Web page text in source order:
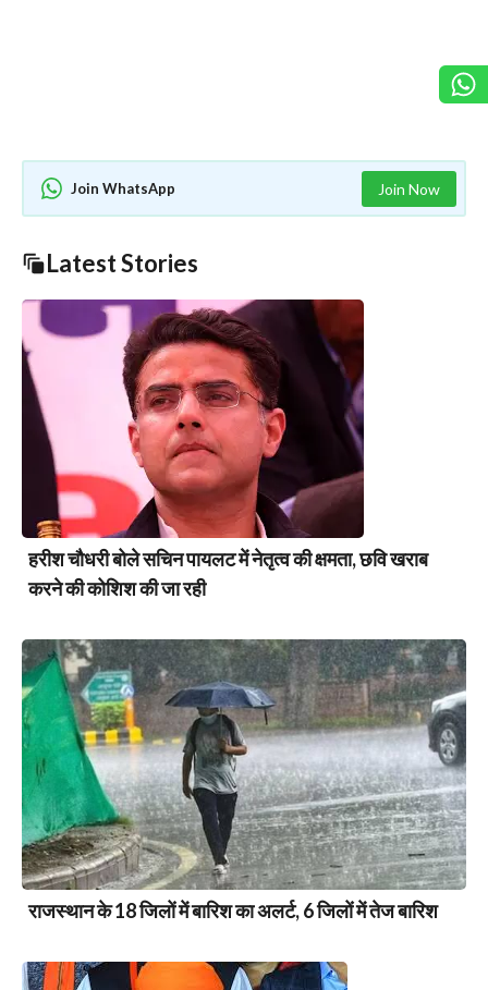
Join WhatsApp Join Now
Latest Stories
हरीश चौधरी बोले सचिन पायलट में नेतृत्व की क्षमता, छवि खराब
करने की कोशिश की जा रही
राजस्थान के 18 जिलों में बारिश का अलर्ट, 6 जिलों में तेज बारिश